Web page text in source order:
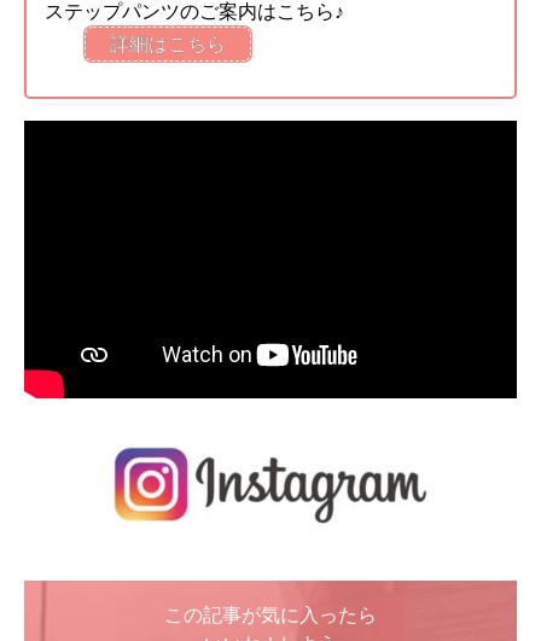
ステップパンツのご案内はこちら♪
詳細はこちら
この記事が気に入ったら